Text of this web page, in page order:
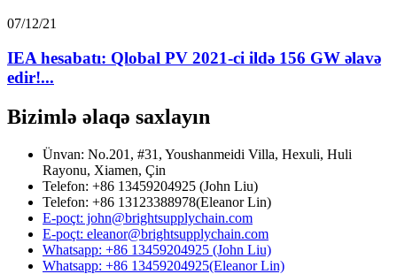
07/12/21
IEA hesabatı: Qlobal PV 2021-ci ildə 156 GW əlavə
edir!...
Bizimlə əlaqə saxlayın
Ünvan: No.201, #31, Youshanmeidi Villa, Hexuli, Huli
Rayonu, Xiamen, Çin
Telefon: +86 13459204925 (John Liu)
Telefon: +86 13123388978(Eleanor Lin)
E-poçt: john@brightsupplychain.com
E-poçt: eleanor@brightsupplychain.com
Whatsapp: +86 13459204925 (John Liu)
Whatsapp: +86 13459204925(Eleanor Lin)